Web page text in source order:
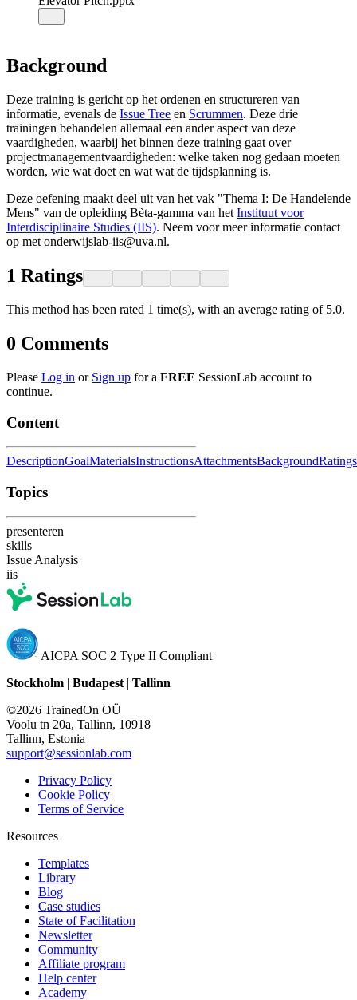
Background
Deze training is gericht op het ordenen en structureren van
informatie, evenals de Issue Tree en Scrummen. Deze drie
trainingen behandelen allemaal een ander aspect van deze
vaardigheden, waarbij het binnen deze training gaat over
projectmanagementvaardigheden: welke taken nog gedaan moeten
worden, wie wat doet en wat wat de tijdsplanning is.
Deze oefening maakt deel uit van het vak "Thema I: De Handelende
Mens" van de opleiding Bèta-gamma van het Instituut voor
Interdisciplinaire Studies (IIS). Neem voor meer informatie contact
op met onderwijslab-iis@uva.nl.
1 Ratings
This method has been rated 1 time(s), with an average rating of 5.0.
0 Comments
Please Log in or Sign up for a FREE SessionLab account to
continue.
Content
DescriptionGoalMaterialsInstructionsAttachmentsBackgroundRatings
Topics
presenteren
skills
Issue Analysis
iis
AICPA SOC 2 Type II Compliant
Stockholm | Budapest | Tallinn
©2026 TrainedOn OÜ
Voolu tn 20a, Tallinn, 10918
Tallinn, Estonia
support@sessionlab.com
Privacy Policy
Cookie Policy
Terms of Service
Resources
Templates
Library
Blog
Case studies
State of Facilitation
Newsletter
Community
Affiliate program
Help center
Academy